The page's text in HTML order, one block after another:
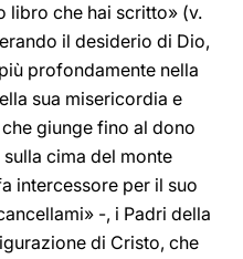
libro che hai scritto» (v.
il desiderio di Dio,
profondamente nella
sua misericordia e
giunge fino al dono
cima del monte
intercessore per il suo
-, i Padri della
di Cristo, che